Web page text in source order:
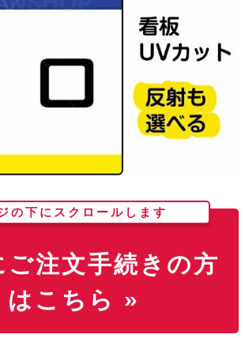
の下にスクロールします
ご注文手続きの方
はこちら »